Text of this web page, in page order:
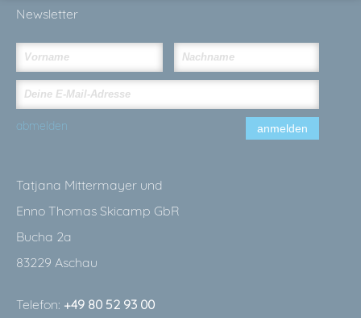
Newsletter
anmelden
abmelden
Tatjana Mittermayer und
Enno Thomas Skicamp GbR
Bucha 2a
83229 Aschau
Telefon: +49 80 52 93 00